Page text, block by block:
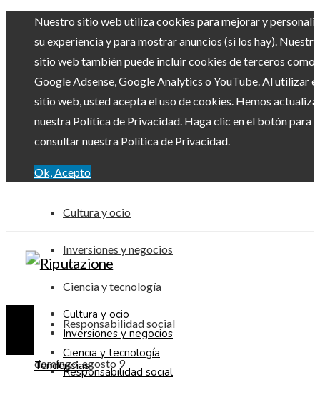
Nuestro sitio web utiliza cookies para mejorar y
su experiencia y para mostrar anuncios (si los hay). Nuestro
sitio web también puede incluir cookies de terceros como
Google Adsense, Google Analytics o YouTube. Al utilizar el
sitio web, usted acepta el uso de cookies. Hemos
nuestra Política de Privacidad. Haga clic en el botón para
consultar nuestra Política de Privacidad.
Ok, Acepto
Cultura y ocio
Inversiones y negocios
Ciencia y tecnología
Responsabilidad social
domingo, agosto 9
Cultura y ocio
Inversiones y negocios
Ciencia y tecnología
Responsabilidad social
Tendencias